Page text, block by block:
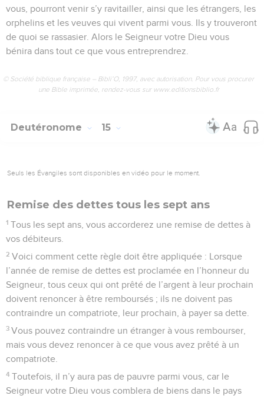
vous, pourront venir s’y ravitailler, ainsi que les étrangers, les
orphelins et les veuves qui vivent parmi vous. Ils y trouveront
de quoi se rassasier. Alors le Seigneur votre Dieu vous
bénira dans tout ce que vous entreprendrez.
© Société biblique française – Bibli’O, 1997, avec autorisation. Pour vous procurer
une Bible imprimée, rendez-vous sur www.editionsbiblio.fr
Deutéronome 15
Seuls les Évangiles sont disponibles en vidéo pour le moment.
Remise des dettes tous les sept ans
1 Tous les sept ans, vous accorderez une remise de dettes à
vos débiteurs.
2 Voici comment cette règle doit être appliquée : Lorsque
l’année de remise de dettes est proclamée en l’honneur du
Seigneur, tous ceux qui ont prêté de l’argent à leur prochain
doivent renoncer à être remboursés ; ils ne doivent pas
contraindre un compatriote, leur prochain, à payer sa dette.
3 Vous pouvez contraindre un étranger à vous rembourser,
mais vous devez renoncer à ce que vous avez prêté à un
compatriote.
4 Toutefois, il n’y aura pas de pauvre parmi vous, car le
Seigneur votre Dieu vous comblera de biens dans le pays